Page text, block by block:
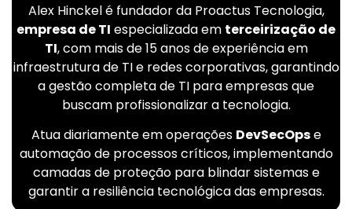
Alex Hinckel é fundador da Proactus Tecnologia,
empresa de TI especializada em terceirização de
TI, com mais de 15 anos de experiência em
infraestrutura de TI e redes corporativas, garantindo
a gestão completa de TI para empresas que
buscam profissionalizar a tecnologia.
Atua diariamente em operações DevSecOpse
automação de processos críticos, implementando
camadas de proteção para blindar sistemas e
garantir a resiliência tecnológica das empresas.